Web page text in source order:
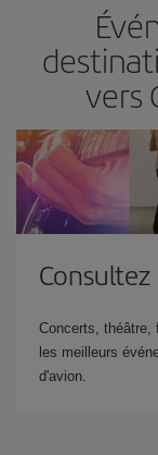
vers
Concerts,
les meilleurs
d'avion.